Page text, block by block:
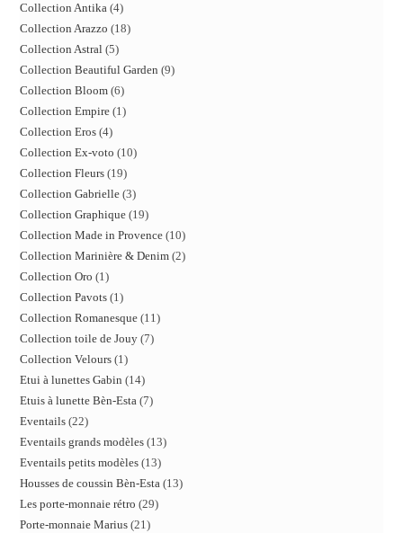
Collection Antika 4
Collection Arazzo 18
Collection Astral 5
Collection Beautiful Garden 9
Collection Bloom 6
Collection Empire 1
Collection Eros 4
Collection Ex-voto 10
Collection Fleurs 19
Collection Gabrielle 3
Collection Graphique 19
Collection Made in Provence 10
Collection Marinière & Denim 2
Collection Oro 1
Collection Pavots 1
Collection Romanesque 11
Collection toile de Jouy 7
Collection Velours 1
Etui à lunettes Gabin 14
Etuis à lunette Bèn-Esta 7
Eventails 22
Eventails grands modèles 13
Eventails petits modèles 13
Housses de coussin Bèn-Esta 13
Les porte-monnaie rétro 29
Porte-monnaie Marius 21